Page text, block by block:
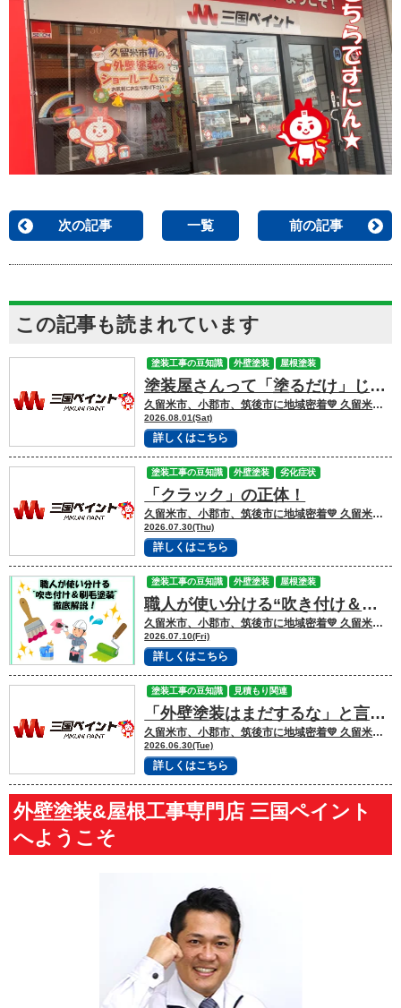
次の記事 一覧 前の記事
この記事も読まれています
塗装屋さんって「塗るだけ」じゃない！一体どうなってるの？
久留米市、小郡市、筑後市に地域密着💛 久留米市諏訪野町で外壁塗装・屋根塗装をして
2026.08.01(Sat)
詳しくはこちら
塗装工事の豆知識 外壁塗装 屋根塗装
「クラック」の正体！
久留米市、小郡市、筑後市に地域密着💛 久留米市諏訪野町で外壁塗装・屋根塗装をして
2026.07.30(Thu)
詳しくはこちら
塗装工事の豆知識 外壁塗装 劣化症状
職人が使い分ける“吹き付け＆刷毛塗装”
久留米市、小郡市、筑後市に地域密着💛 久留米市諏訪野町で外壁塗装・屋根塗装をして
2026.07.10(Fri)
詳しくはこちら
塗装工事の豆知識 外壁塗装 屋根塗装
「外壁塗装はまだするな」と言われたら？本当に塗装が必要なサインとは
久留米市、小郡市、筑後市に地域密着💛 久留米市諏訪野町で外壁塗装・屋根塗装をして
2026.06.30(Tue)
詳しくはこちら
塗装工事の豆知識 見積もり関連
外壁塗装&屋根工事専門店 三国ペイント
へようこそ